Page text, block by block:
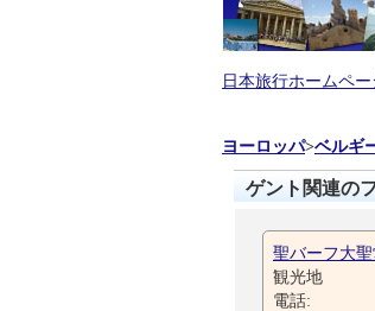
日本旅行ホームペー
ヨーロッパ>ベルギ
ゲント関連の
聖バーフ大
観光地
電話: